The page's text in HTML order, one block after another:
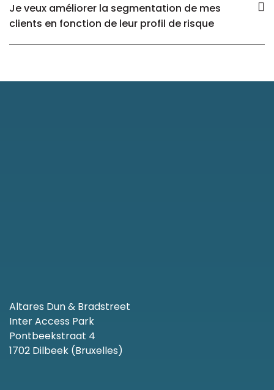
Je veux améliorer la segmentation de mes
clients en fonction de leur profil de risque
Altares Dun & Bradstreet
Inter Access Park
Pontbeekstraat 4
1702 Dilbeek (Bruxelles)